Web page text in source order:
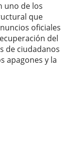
uno de los
que
oficiales
del
de ciudadanos
apagones y la